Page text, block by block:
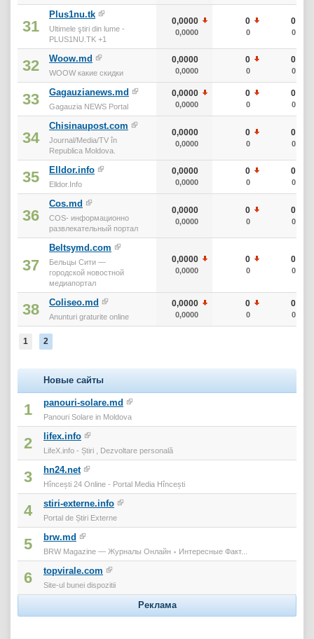
31
Plus1nu.tk
Ultimele ştiri din lume -
PLUS1NU.TK +1
0,0000
0,0000
0
0
0
0
32 Woow.md
WOOW какие скидки
0,0000
0,0000
0
0
0
0
33 Gagauzianews.md
Gagauzia NEWS Portal
0,0000
0,0000
0
0
0
0
34
Chisinaupost.com
Journal/Media/TV în
Republica Moldova.
0,0000
0,0000
0
0
0
0
35 Elldor.info
Elldor.Info
0,0000
0,0000
0
0
0
0
36
Cos.md
COS- информационно
развлекательный портал
0,0000
0,0000
0
0
0
0
37
Beltsymd.com
Бельцы Сити —
городской новостной
медиапортал
0,0000
0,0000
0
0
0
0
38 Coliseo.md
Anunturi graturite online
0,0000
0,0000
0
0
0
0
1 2
Новые сайты
1 panouri-solare.md
Panouri Solare in Moldova
2 lifex.info
LifeX.info - Știri , Dezvoltare personală
3 hn24.net
Hîncești 24 Online - Portal Media Hîncești
4 stiri-externe.info
Portal de Știri Externe
5 brw.md
BRW Magazine — Журналы Онлайн ⋆ Интересные Факт...
6 topvirale.com
Site-ul bunei dispozitii
Реклама